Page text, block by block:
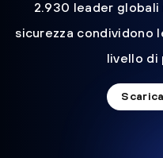
2.930 leader
sicurezza condividono
livello di